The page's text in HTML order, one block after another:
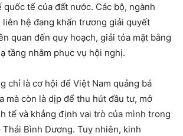
tế của đất nước. Các bộ, ngành
hệ đang khẩn trương giải quyết
quan đến quy hoạch, giải tỏa mặt bằng
tầng nhằm phục vụ hội nghị.
chỉ là cơ hội để Việt Nam quảng bá
mà còn là dịp để thu hút đầu tư, mở
tế và khẳng định vai trò của mình trong
Thái Bình Dương. Tuy nhiên, kinh